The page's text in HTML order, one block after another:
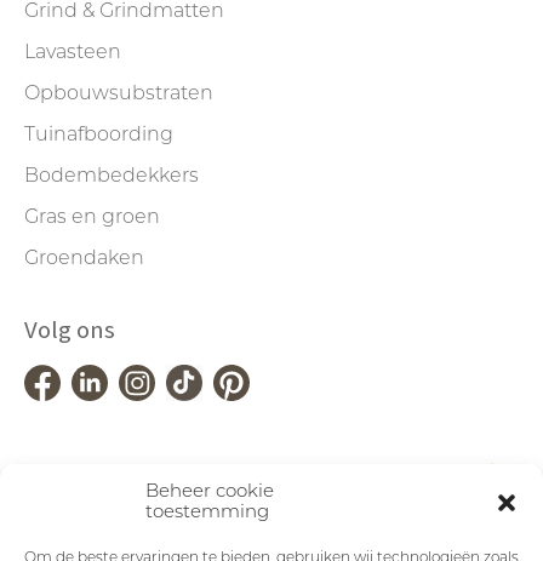
Beheer cookie
toestemming
Grind & Grindmatten
Lavasteen
Opbouwsubstraten
Tuinafboording
Bodembedekkers
Gras en groen
Groendaken
Volg ons